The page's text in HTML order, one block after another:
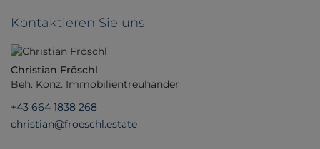
Kontaktieren Sie uns
Christian Fröschl
Beh. Konz. Immobilientreuhänder
+43 664 1838 268
christian@froeschl.estate